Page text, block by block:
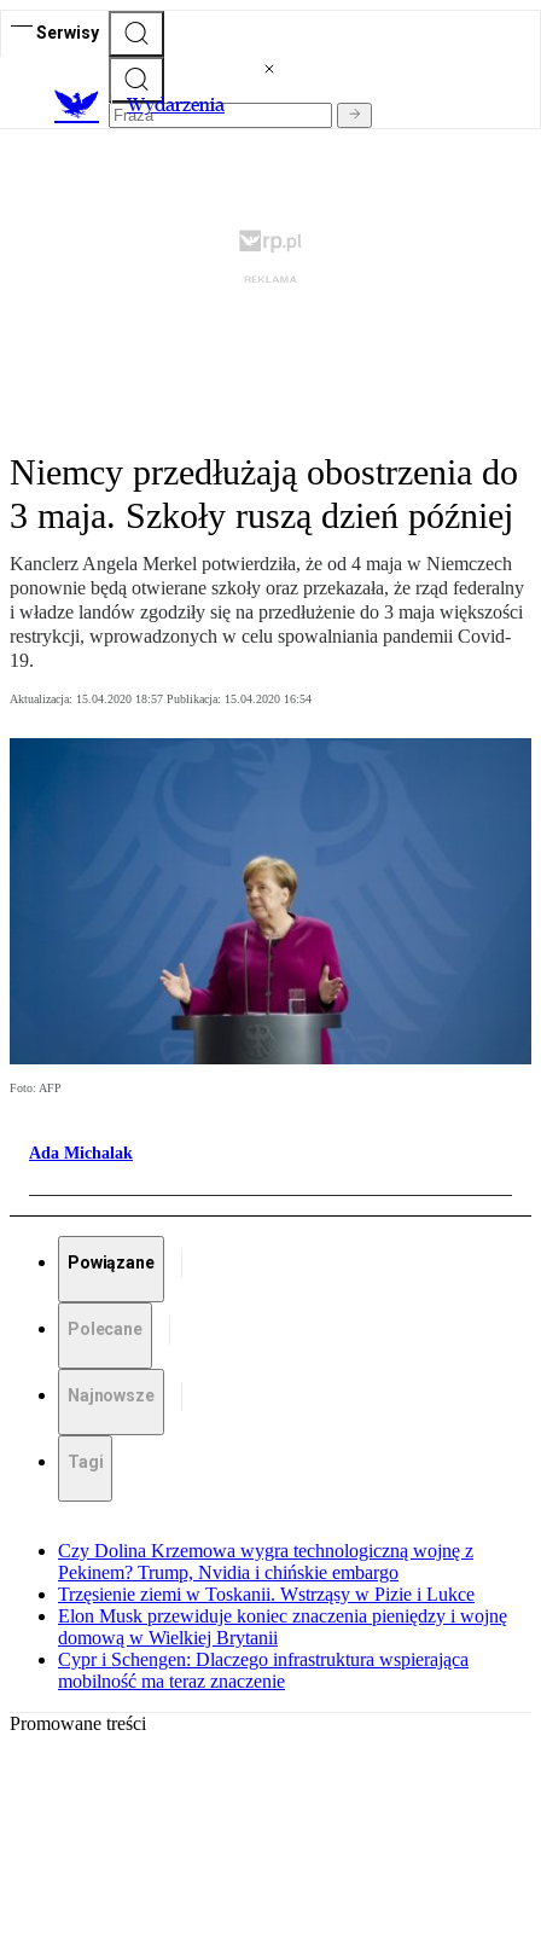
Serwisy
Wydarzenia
Niemcy przedłużają obostrzenia do
3 maja. Szkoły ruszą dzień później
Kanclerz Angela Merkel potwierdziła, że od 4 maja w Niemczech
ponownie będą otwierane szkoły oraz przekazała, że rząd federalny
i władze landów zgodziły się na przedłużenie do 3 maja większości
restrykcji, wprowadzonych w celu spowalniania pandemii Covid-
19.
Aktualizacja: 15.04.2020 18:57 Publikacja: 15.04.2020 16:54
Foto: AFP
Ada Michalak
Powiązane
Polecane
Najnowsze
Tagi
Czy Dolina Krzemowa wygra technologiczną wojnę z
Pekinem? Trump, Nvidia i chińskie embargo
Trzęsienie ziemi w Toskanii. Wstrząsy w Pizie i Lukce
Elon Musk przewiduje koniec znaczenia pieniędzy i wojnę
domową w Wielkiej Brytanii
Cypr i Schengen: Dlaczego infrastruktura wspierająca
mobilność ma teraz znaczenie
Promowane treści